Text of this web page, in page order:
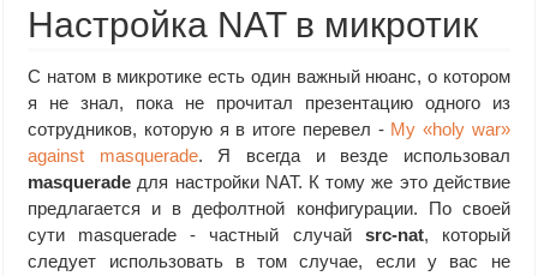
Настройка NAT в микротик
С натом в микротике есть один важный нюанс, о котором
я не знал, пока не прочитал презентацию одного из
сотрудников, которую я в итоге перевел - My «holy war»
against masquerade. Я всегда и везде использовал
masquerade для настройки NAT. К тому же это действие
предлагается и в дефолтной конфигурации. По своей
сути masquerade - частный случай src-nat, который
следует использовать в том случае, если у вас не